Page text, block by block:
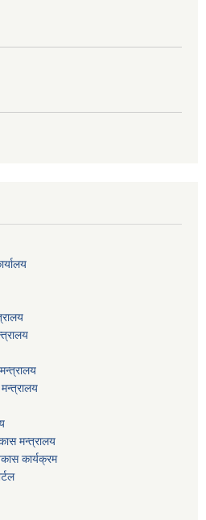
मन्त्रालय
कार्यक्रम